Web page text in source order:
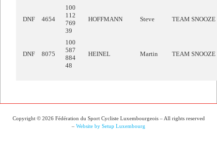
DNF 4654
100
112
769
39
HOFFMANN Steve TEAM SNOOZE
DNF 8075
100
587
884
48
HEINEL Martin TEAM SNOOZE
Copyright © 2026 Fédération du Sport Cycliste Luxembourgeois – All rights reserved
– Website by Setup Luxembourg